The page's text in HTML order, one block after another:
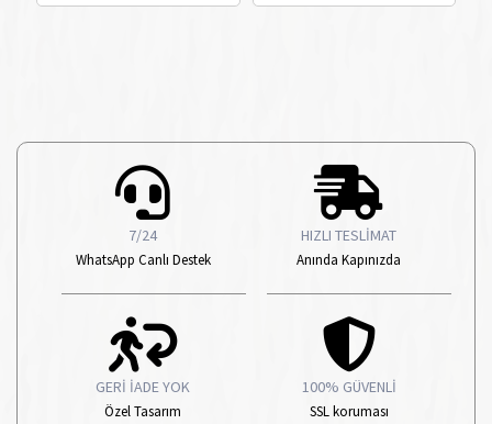
7/24
WhatsApp Canlı Destek
HIZLI TESLİMAT
Anında Kapınızda
GERİ İADE YOK
Özel Tasarım
100% GÜVENLİ
SSL koruması